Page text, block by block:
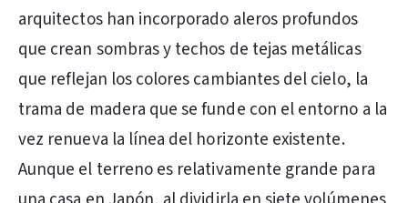
arquitectos han incorporado aleros profundos
que crean sombras y techos de tejas metálicas
que reflejan los colores cambiantes del cielo, la
trama de madera que se funde con el entorno a la
vez renueva la línea del horizonte existente.
Aunque el terreno es relativamente grande para